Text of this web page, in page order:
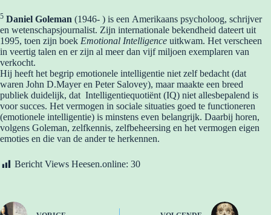
5 Daniel Goleman (1946- ) is een Amerikaans psycholoog, schrijver
en wetenschapsjournalist. Zijn internationale bekendheid dateert uit
1995, toen zijn boek Emotional Intelligence uitkwam. Het verscheen
in veertig talen en er zijn al meer dan vijf miljoen exemplaren van
verkocht.
Hij heeft het begrip emotionele intelligentie niet zelf bedacht (dat
waren John D.Mayer en Peter Salovey), maar maakte een breed
publiek duidelijk, dat Intelligentiequotiënt (IQ) niet allesbepalend is
voor succes. Het vermogen in sociale situaties goed te functioneren
(emotionele intelligentie) is minstens even belangrijk. Daarbij horen,
volgens Goleman, zelfkennis, zelfbeheersing en het vermogen eigen
emoties en die van de ander te herkennen.
Bericht Views Heesen.online: 30